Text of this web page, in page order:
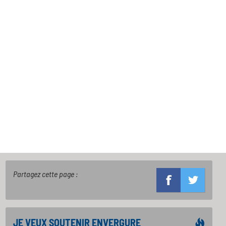
Partagez cette page :
JE VEUX SOUTENIR ENVERGURE